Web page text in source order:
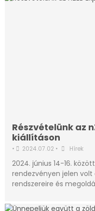
Részvételünk az
kiállításon
• 2024.07.02 • Hírek
2024. június 14-16.
rendezvényen jelen
rendszereire és